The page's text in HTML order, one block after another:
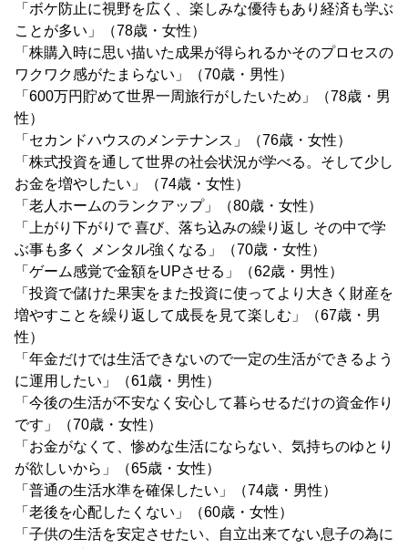
「ボケ防止に視野を広く、楽しみな優待もあり経済も学ぶ
ことが多い」（78歳・女性）
「株購入時に思い描いた成果が得られるかそのプロセスの
ワクワク感がたまらない」（70歳・男性）
「600万円貯めて世界一周旅行がしたいため」（78歳・男
性）
「セカンドハウスのメンテナンス」（76歳・女性）
「株式投資を通して世界の社会状況が学べる。そして少し
お金を増やしたい」（74歳・女性）
「老人ホームのランクアップ」（80歳・女性）
「上がり下がりで 喜び、落ち込みの繰り返し その中で学
ぶ事も多く メンタル強くなる」（70歳・女性）
「ゲーム感覚で金額をUPさせる」（62歳・男性）
「投資で儲けた果実をまた投資に使ってより大きく財産を
増やすことを繰り返して成長を見て楽しむ」（67歳・男
性）
「年金だけでは生活できないので一定の生活ができるよう
に運用したい」（61歳・男性）
「今後の生活が不安なく安心して暮らせるだけの資金作り
です」（70歳・女性）
「お金がなくて、惨めな生活にならない、気持ちのゆとり
が欲しいから」（65歳・女性）
「普通の生活水準を確保したい」（74歳・男性）
「老後を心配したくない」（60歳・女性）
「子供の生活を安定させたい、自立出来てない息子の為に